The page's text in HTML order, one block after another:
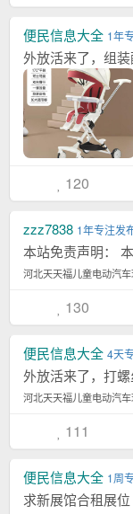
便民信息大全 1年
120
zzz7838 1年专注发
130
便民信息大全 4天
111
便民信息大全 1周
求新展馆合租展